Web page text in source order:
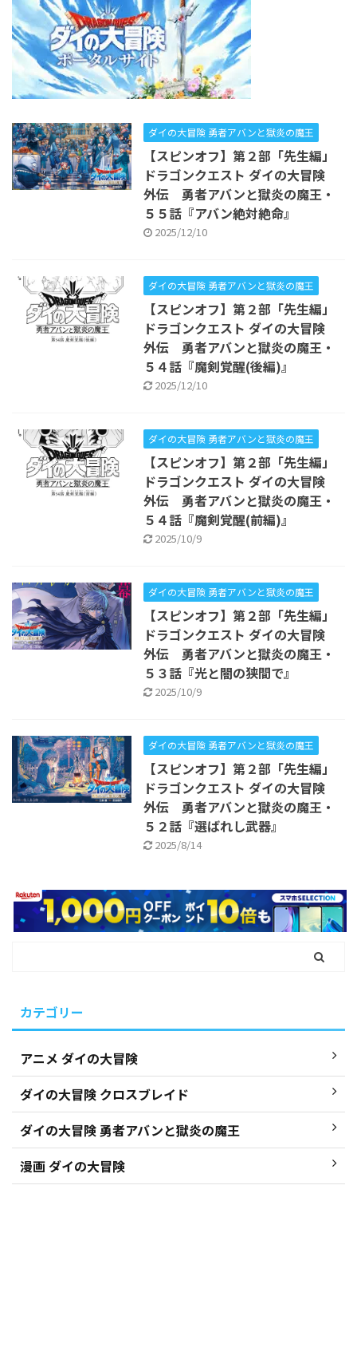
ダイの大冒険 勇者アバンと獄炎の魔王
【スピンオフ】第２部「先生編」
ドラゴンクエスト ダイの大冒険
外伝 勇者アバンと獄炎の魔王・
５５話『アバン絶対絶命』
2025/12/10
ダイの大冒険 勇者アバンと獄炎の魔王
【スピンオフ】第２部「先生編」
ドラゴンクエスト ダイの大冒険
外伝 勇者アバンと獄炎の魔王・
５４話『魔剣覚醒(後編)』
2025/12/10
ダイの大冒険 勇者アバンと獄炎の魔王
【スピンオフ】第２部「先生編」
ドラゴンクエスト ダイの大冒険
外伝 勇者アバンと獄炎の魔王・
５４話『魔剣覚醒(前編)』
2025/10/9
ダイの大冒険 勇者アバンと獄炎の魔王
【スピンオフ】第２部「先生編」
ドラゴンクエスト ダイの大冒険
外伝 勇者アバンと獄炎の魔王・
５３話『光と闇の狭間で』
2025/10/9
ダイの大冒険 勇者アバンと獄炎の魔王
【スピンオフ】第２部「先生編」
ドラゴンクエスト ダイの大冒険
外伝 勇者アバンと獄炎の魔王・
５２話『選ばれし武器』
2025/8/14
カテゴリー
アニメ ダイの大冒険
ダイの大冒険 クロスブレイド
ダイの大冒険 勇者アバンと獄炎の魔王
漫画 ダイの大冒険